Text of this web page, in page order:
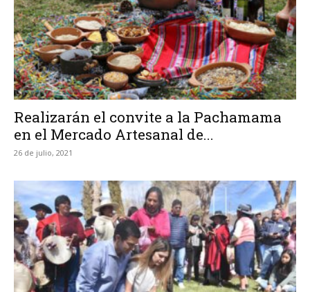
Realizarán el convite a la Pachamama
en el Mercado Artesanal de...
26 de julio, 2021